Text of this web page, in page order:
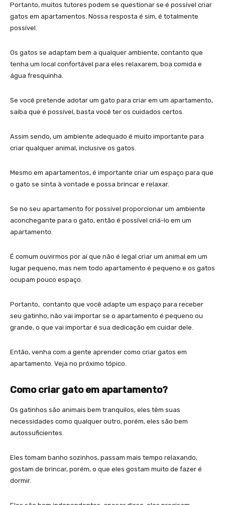
Portanto, muitos tutores podem se questionar se é possível criar
gatos em apartamentos. Nossa resposta é sim, é totalmente
possível.
Os gatos se adaptam bem a qualquer ambiente, contanto que
tenha um local confortável para eles relaxarem, boa comida e
água fresquinha.
Se você pretende adotar um gato para criar em um apartamento,
saiba que é possível, basta você ter os cuidados certos.
Assim sendo, um ambiente adequado é muito importante para
criar qualquer animal, inclusive os gatos.
Mesmo em apartamentos, é importante criar um espaço para que
o gato se sinta à vontade e possa brincar e relaxar.
Se no seu apartamento for possível proporcionar um ambiente
aconchegante para o gato, então é possível criá-lo em um
apartamento.
É comum ouvirmos por aí que não é legal criar um animal em um
lugar pequeno, mas nem todo apartamento é pequeno e os gatos
ocupam pouco espaço.
Portanto, contanto que você adapte um espaço para receber
seu gatinho, não vai importar se o apartamento é pequeno ou
grande, o que vai importar é sua dedicação em cuidar dele.
Então, venha com a gente aprender como criar gatos em
apartamento. Veja no próximo tópico.
Como criar gato em apartamento?
Os gatinhos são animais bem tranquilos, eles têm suas
necessidades como qualquer outro, porém, eles são bem
autossuficientes.
Eles tomam banho sozinhos, passam mais tempo relaxando,
gostam de brincar, porém, o que eles gostam muito de fazer é
dormir.